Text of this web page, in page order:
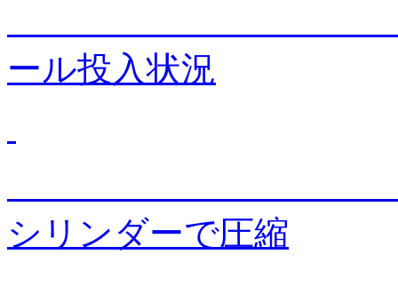
ール投入状況
シリンダーで圧縮